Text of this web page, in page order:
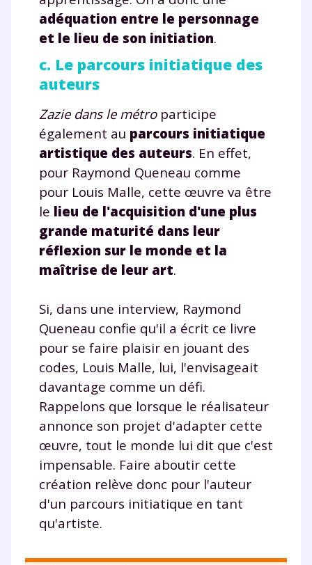
adéquation entre le personnage
et le lieu de son initiation.
c. Le parcours initiatique des
auteurs
Zazie dans le métroparticipe
également au parcours initiatique
artistique des auteurs. En effet,
pour Raymond Queneau comme
pour Louis Malle, cette œuvre va être
le lieu de l'acquisition d'une plus
grande maturité dans leur
réflexion sur le monde et la
maîtrise de leur art.
Si, dans une interview, Raymond
Queneau confie qu'il a écrit ce livre
pour se faire plaisir en jouant des
codes, Louis Malle, lui, l'envisageait
davantage comme un défi.
Rappelons que lorsque le réalisateur
annonce son projet d'adapter cette
œuvre, tout le monde lui dit que c'est
impensable. Faire aboutir cette
création relève donc pour l'auteur
d'un parcours initiatique en tant
qu'artiste.